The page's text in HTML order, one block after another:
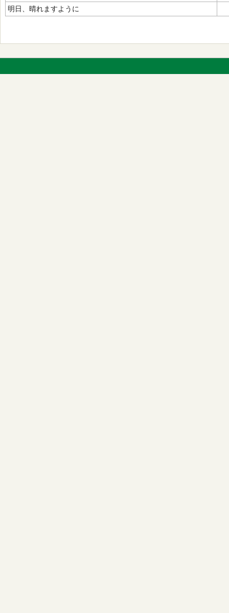
明日、晴れますように